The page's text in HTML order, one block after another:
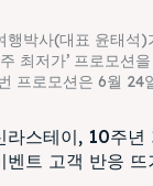
박사(대표 윤태석)
최저가’ 프로모션
프로모션은 6월 24
라스테이, 10주년
벤트 고객 반응 뜨